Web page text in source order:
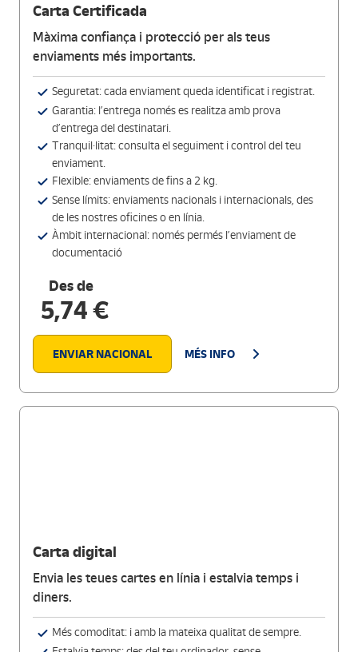
Carta Certificada
Màxima confiança i protecció per als teus
enviaments més importants.
Seguretat: cada enviament queda identificat i registrat.
Garantia: l’entrega només es realitza amb prova
d’entrega del destinatari.
Tranquil·litat: consulta el seguiment i control del teu
enviament.
Flexible: enviaments de fins a 2 kg.
Sense límits: enviaments nacionals i internacionals, des
de les nostres oficines o en línia.
Àmbit internacional: només permés l’enviament de
documentació
Des de
5,74 €
ENVIAR NACIONAL MÉS INFO
Carta digital
Envia les teues cartes en línia i estalvia temps i
diners.
Més comoditat: i amb la mateixa qualitat de sempre.